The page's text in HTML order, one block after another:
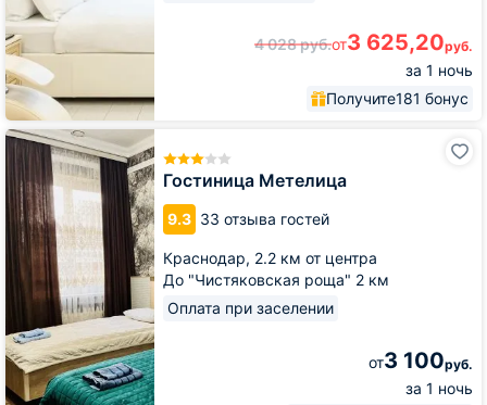
4 028руб.от3 625,20руб.
за 1 ночь
Получите181 бонус
Гостиница Метелица
9.3 33 отзыва гостей
Краснодар, 2.2 км от центра
До "Чистяковская роща" 2 км
Оплата при заселении
от3 100руб.
за 1 ночь
Гостиница
Метелица